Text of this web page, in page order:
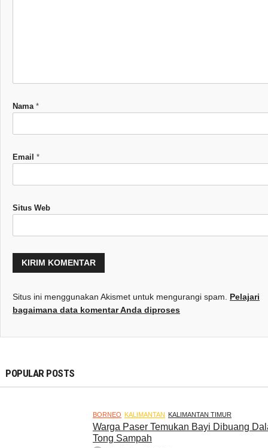
Nama *
Email *
Situs Web
Situs ini menggunakan Akismet untuk mengurangi spam. Pelajari
bagaimana data komentar Anda diproses
POPULAR POSTS
BORNEO KALIMANTAN KALIMANTAN TIMUR
Warga Paser Temukan Bayi Dibuang
Tong Sampah